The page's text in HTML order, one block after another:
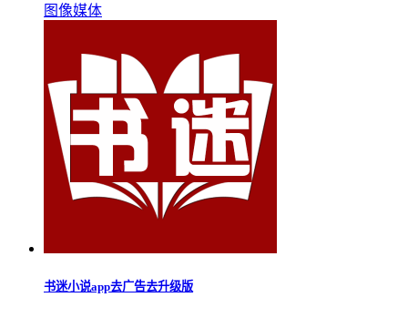
图像媒体
书迷小说app去广告去升级版